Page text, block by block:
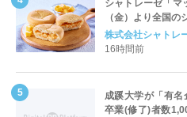
シャトレーゼ「マ
（金）より全国
株式会社シャトレ
16時間前
成蹊大学が「有
卒業(修了)者数